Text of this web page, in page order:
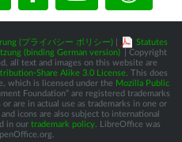
(プライバシー ポリシー)
Statutes
(binding German version)
| Copyright
all text and images on this website are
Share Alike 3.0 License. This does
which is licensed under the Mozilla Public
Foundation” are registered trademarks
are in actual use as trademarks in one or
icons are also subject to international
in our trademark policy. LibreOffice was